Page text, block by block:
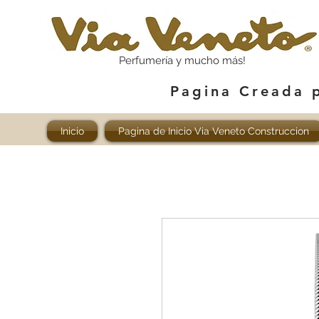
Perfumería y mucho más!
Pagina Creada
Inicio Pagina de Inicio Via Veneto Construccion